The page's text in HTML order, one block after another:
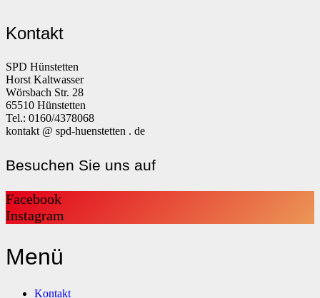
Kontakt
SPD Hünstetten
Horst Kaltwasser
Wörsbach Str. 28
65510 Hünstetten
Tel.: 0160/4378068
kontakt @ spd-huenstetten . de
Besuchen Sie uns auf
Facebook
Instagram
Menü
Kontakt